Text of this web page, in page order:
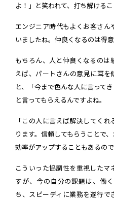
よ！」と笑われて、打ち解けるこ
エンジニア時代もよくお客さん
いましたね。仲良くなるのは得
もちろん、人と仲良くなるのは
えば、パートさんの意見に耳を
と、「今まで色んな人に言って
と言ってもらえるんですよね。
「この人に言えば解決してく
ります。信頼してもらうことで
効率がアップすることもあるので
こういった協調性を重視したマ
すが、今の自分の課題は、働
ち、スピーディに業務を遂行で